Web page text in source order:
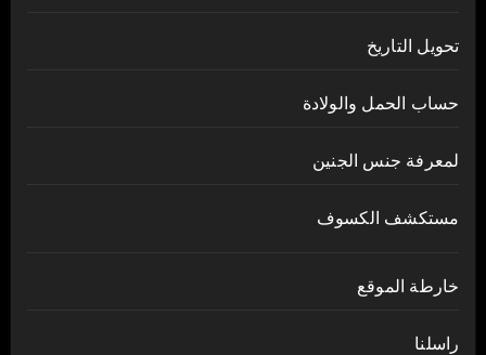
تحويل التاريخ
حساب الحمل والولادة
لمعرفة جنس الجنين
مستكشف الكسوف
خارطة الموقع
راسلنا